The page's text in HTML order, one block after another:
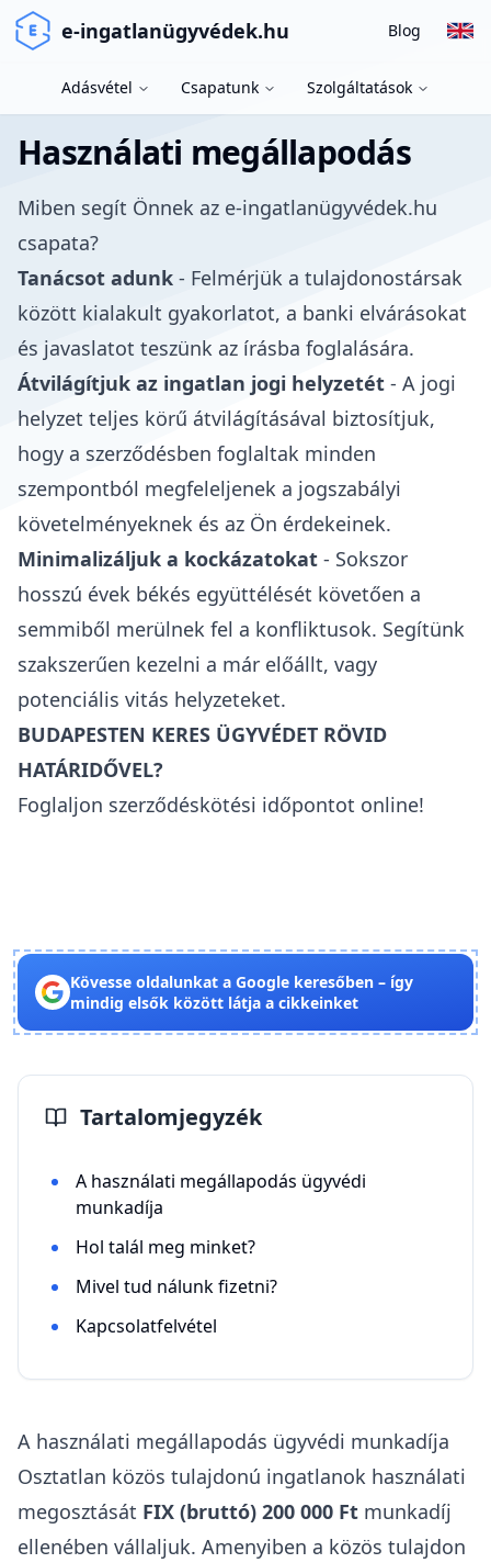
e-ingatlanügyvédek.hu Blog
Adásvétel Csapatunk Szolgáltatások
Használati megállapodás
Miben segít Önnek az e-ingatlanügyvédek.hu
csapata?
Tanácsot adunk - Felmérjük a tulajdonostársak
között kialakult gyakorlatot, a banki elvárásokat
és javaslatot teszünk az írásba foglalására.
Átvilágítjuk az ingatlan jogi helyzetét - A jogi
helyzet teljes körű átvilágításával biztosítjuk,
hogy a szerződésben foglaltak minden
szempontból megfeleljenek a jogszabályi
követelményeknek és az Ön érdekeinek.
Minimalizáljuk a kockázatokat - Sokszor
hosszú évek békés együttélését követően a
semmiből merülnek fel a konfliktusok. Segítünk
szakszerűen kezelni a már előállt, vagy
potenciális vitás helyzeteket.
BUDAPESTEN KERES ÜGYVÉDET RÖVID
HATÁRIDŐVEL?
Foglaljon szerződéskötési időpontot online!
Kövesse oldalunkat a Google keresőben – így
mindig elsők között látja a cikkeinket
Tartalomjegyzék
A használati megállapodás ügyvédi
munkadíja
Hol talál meg minket?
Mivel tud nálunk fizetni?
Kapcsolatfelvétel
A használati megállapodás ügyvédi munkadíja
Osztatlan közös tulajdonú ingatlanok használati
megosztását FIX (bruttó) 200 000 Ft munkadíj
ellenében vállaljuk. Amenyiben a közös tulajdon